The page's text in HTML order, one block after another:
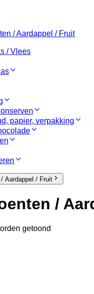
/ Aardappel / Fruit
/ Vlees
papier, verpakking
Aardappel / Fruit
/
getoond